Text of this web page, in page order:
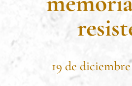
19 de diciembre